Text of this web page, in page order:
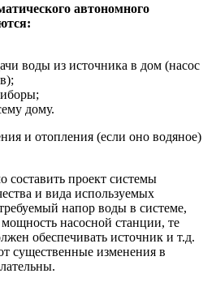
автономного
воды из источника в дом (насос
дому.
и отопления (если оно водяное)
составить проект системы
и вида используемых
напор воды в системе,
насосной станции, те
обеспечивать источник и т.д.
существенные изменения в